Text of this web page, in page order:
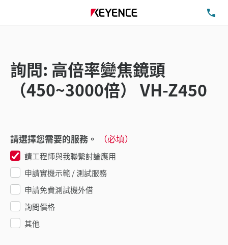
詢問: 高倍率變焦鏡頭
（450~3000倍） VH-Z450
請選擇您需要的服務。 （必填）
請工程師與我聯繫討論應用
申請實機示範 / 測試服務
申請免費測試機外借
詢問價格
其他